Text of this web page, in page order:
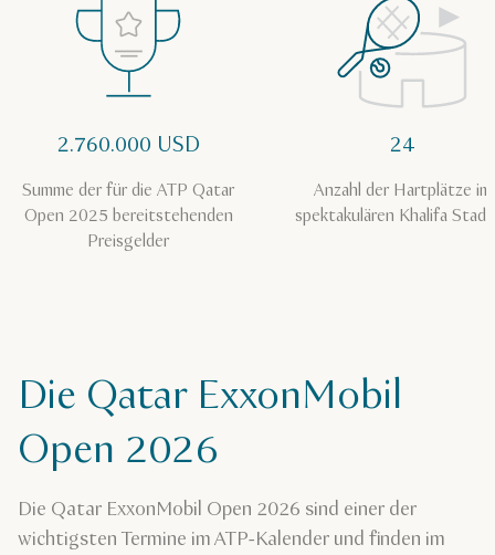
2.760.000 USD
Summe der für die ATP Qatar
Open 2025 bereitstehenden
Preisgelder
24
Anzahl der Hartplätze im
spektakulären Khalifa
Die Qatar ExxonMobil
Open 2026
Die Qatar ExxonMobil Open 2026 sind einer der
wichtigsten Termine im ATP-Kalender und finden im